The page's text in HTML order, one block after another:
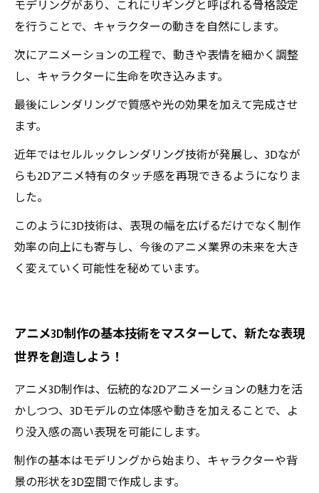
モデリングがあり、これにリギングと呼ばれる骨格設定
を行うことで、キャラクターの動きを自然にします。
次にアニメーションの工程で、動きや表情を細かく調整
し、キャラクターに生命を吹き込みます。
最後にレンダリングで質感や光の効果を加えて完成させ
ます。
近年ではセルルックレンダリング技術が発展し、3Dなが
らも2Dアニメ特有のタッチ感を再現できるようになりま
した。
このように3D技術は、表現の幅を広げるだけでなく制作
効率の向上にも寄与し、今後のアニメ業界の未来を大き
く変えていく可能性を秘めています。
アニメ3D制作の基本技術をマスターして、新たな表現
世界を創造しよう！
アニメ3D制作は、伝統的な2Dアニメーションの魅力を活
かしつつ、3Dモデルの立体感や動きを加えることで、よ
り没入感の高い表現を可能にします。
制作の基本はモデリングから始まり、キャラクターや背
景の形状を3D空間で作成します。